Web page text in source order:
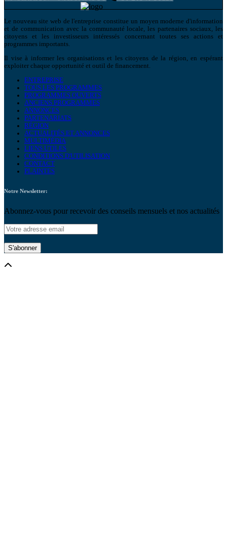
Le nouveau site web de l'entreprise constitue un moyen moderne d'information
et de communication avec la communauté locale, les partenaires sociaux, les
citoyens et les investisseurs intéressés concernant toutes ses actions et
programmes importants.
Il vise à informer les organisations et les citoyens de la région, en espérant
exploiter chaque opportunité et outil de financement.
ENTREPRISE
TOUS LES PROGRAMMES
PROGRAMMES OUVERTS
ANCIENS PROGRAMMES
ANNONCES
PARTENARIATS
RÉGION
ACTUALITÉS ET ANNONCES
MULTIMÉDIA
LIENS UTILES
CONDITIONS D'UTILISATION
CONTACT
PLAINTES
Notre Newsletter:
Abonnez-vous pour recevoir des conseils mensuels et nos actualités